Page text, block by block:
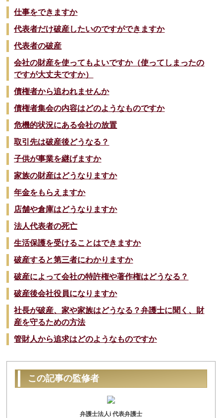
仕事をできますか
代表者だけ破産したいのですができますか
代表者の破産
会社の財産を使ってもよいですか（使ってしまったの
ですが大丈夫ですか）
債権者から追われませんか
債権者集会の内容はどのようなものですか
危機的状況にある会社の放置
取引先は破産後どうなる？
子供が事業を継げますか
家族の財産はどうなりますか
年金をもらえますか
店舗や倉庫はどうなりますか
法人代表者の死亡
生活保護を受けることはできますか
破産すると第三者にわかりますか
破産によって会社の特許権や著作権はどうなる？
破産後会社役員になりますか
社長が破産、家や家族はどうなる？弁護士に聞く、財
産を守るための方法
管財人から追求はどのようなものですか
この記事の監修者
弁護士法人i 代表弁護士